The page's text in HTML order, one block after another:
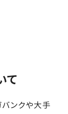
て
ンクや大手